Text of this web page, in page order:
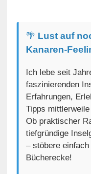
🌴 Lust auf
Kanaren-
Ich lebe seit
faszinierenden
Erfahrungen,
Tipps
Ob praktischer
tiefgründige
– stöbere
Bücherecke!